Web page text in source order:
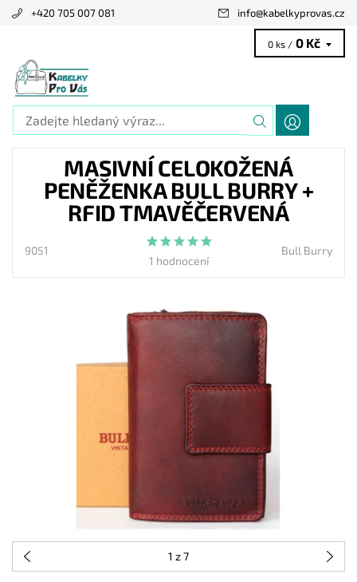
+420 705 007 081 info@kabelkyprovas.cz
0 ks / 0 Kč
MASIVNÍ CELOKOŽENÁ
PENĚŽENKA BULL BURRY +
RFID TMAVĚČERVENÁ
9051
1 hodnocení
Bull Burry
1 z 7